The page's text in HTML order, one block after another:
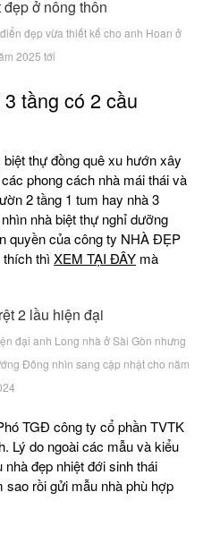
đẹp vừa thiết kế cho anh Hoan ở
2025 tới
tầng có 2 cầu
thự đồng quê xu hướn xây
phong cách nhà mái thái và
2 tầng 1 tum hay nhà 3
nhà biệt thự nghỉ dưỡng
quyền của công ty NHÀ ĐẸP
thích thì XEM TẠI ĐÂY mà
đại anh Long nhà ở Sài Gòn nhưng
Đông nhìn sang cập nhật cho năm
TGĐ công ty cổ phần TVTK
Lý do ngoài các mẫu và kiểu
đẹp nhiệt đới sinh thái
rồi gửi mẫu nhà phù hợp